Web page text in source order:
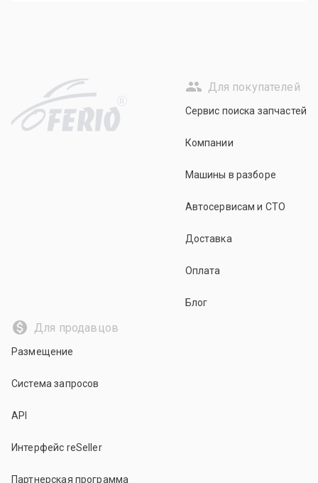
R
Для покупателей
Сервис поиска запчастей
Компании
Машины в разборе
Автосервисам и СТО
Доставка
Оплата
Блог
Для продавцов
Размещение
Система запросов
API
Интерфейс reSeller
Партнерская программа